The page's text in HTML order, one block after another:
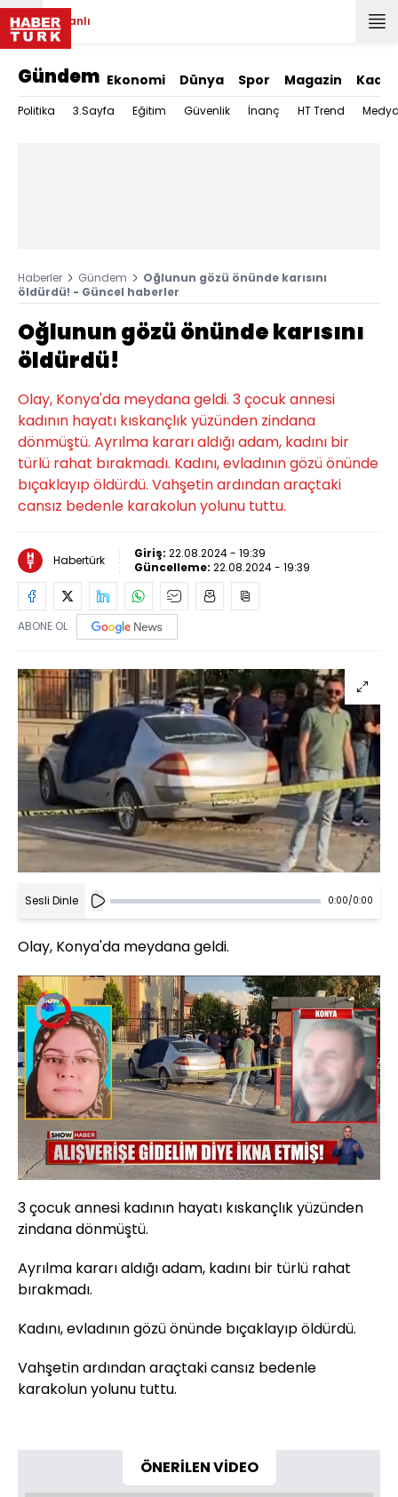
Canlı
Gündem Ekonomi Dünya Spor Magazin Kadın
Politika 3.Sayfa Eğitim Güvenlik İnanç HT Trend
Haberler Gündem
Oğlunun gözü önünde karısını
öldürdü! - Güncel haberler
Oğlunun gözü önünde karısını
öldürdü!
Olay, Konya'da meydana geldi. 3 çocuk annesi
kadının hayatı kıskançlık yüzünden zindana
dönmüştü. Ayrılma kararı aldığı adam, kadını bir
türlü rahat bırakmadı. Kadını, evladının gözü önünde
bıçaklayıp öldürdü. Vahşetin ardından araçtaki
cansız bedenle karakolun yolunu tuttu.
Habertürk Giriş: 22.08.2024 - 19:39
Güncelleme: 22.08.2024 - 19:39
ABONE OL
Sesli Dinle 0:00/0:00
Olay, Konya'da meydana geldi.
Video
Oynatıcısı
yükleniyor.
Sesi
Aç
Yüklendi:
0%
Oynatma
Hızı
3 çocuk annesi kadının hayatı kıskançlık yüzünden
zindana dönmüştü.
Ayrılma kararı aldığı adam, kadını bir türlü rahat
bırakmadı.
Kadını, evladının gözü önünde bıçaklayıp öldürdü.
Vahşetin ardından araçtaki cansız bedenle
karakolun yolunu tuttu.
ÖNERİLEN VİDEO